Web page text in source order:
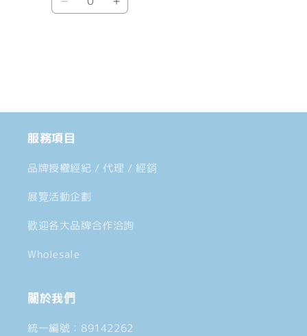
量
Default
Default
服務項目
品牌授權經紀 / 代理 / 經銷
展覽活動企劃
歡迎各大品牌合作洽詢
Wholesale
關於我們
統一編號：89142262